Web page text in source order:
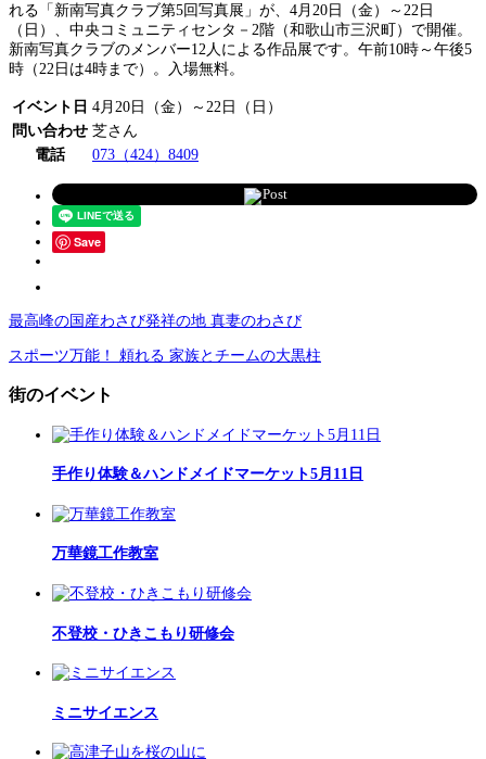
れる「新南写真クラブ第5回写真展」が、4月20日（金）～22日
（日）、中央コミュニティセンタ－2階（和歌山市三沢町）で開催。
新南写真クラブのメンバー12人による作品展です。午前10時～午後5
時（22日は4時まで）。入場無料。
イベント日 4月20日（金）～22日（日）
問い合わせ 芝さん
電話
073（424）8409
Post
Save
最高峰の国産わさび発祥の地 真妻のわさび
スポーツ万能！ 頼れる 家族とチームの大黒柱
街のイベント
手作り体験＆ハンドメイドマーケット5月11日
万華鏡工作教室
不登校・ひきこもり研修会
ミニサイエンス